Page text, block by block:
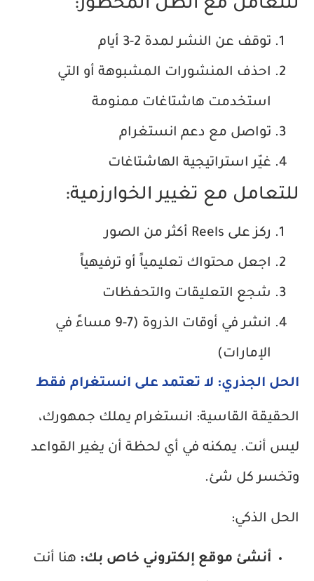
للتعامل مع الظل المحظور:
توقف عن النشر لمدة 2-3 أيام
احذف المنشورات المشبوهة أو التي
استخدمت هاشتاغات ممنومة
تواصل مع دعم انستغرام
غيّر استراتيجية الهاشتاغات
للتعامل مع تغيير الخوارزمية:
ركز على Reels أكثر من الصور
اجعل محتواك تعليمياً أو ترفيهياً
شجع التعليقات والتحفظات
انشر في أوقات الذروة (7-9 مساءً في
الإمارات)
الحل الجذري: لا تعتمد على انستغرام فقط
الحقيقة القاسية: انستغرام يملك جمهورك،
ليس أنت. يمكنه في أي لحظة أن يغير القواعد
وتخسر كل شئ.
الحل الذكي:
أنشئ موقع إلكتروني خاص بك: هنا أنت